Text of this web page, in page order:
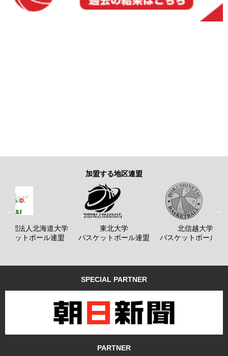
加盟する地区連盟
社団法人北海道大学
ケットボール連盟
東北大学
バスケットボール連盟
北信越大学
バスケットボール連
SPECIAL PARTNER
PARTNER